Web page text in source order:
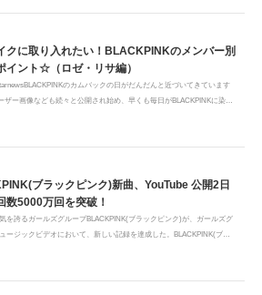
クに取り入れたい！BLACKPINKのメンバー別
イント☆（ロゼ・リサ編）
のカムバックの日がだんだんと近づいてきています
ザー画像なども続々と公開され始め、早くも毎日がBLACKPINKに染
ブラックピンク)新曲、YouTube 公開2日
数5000万回を突破！
を誇るガールズグループBLACKPINK(ブラックピンク)が、ガールズグ
ージックビデオにおいて、新しい記録を達成した。BLACKPINK(ブラ